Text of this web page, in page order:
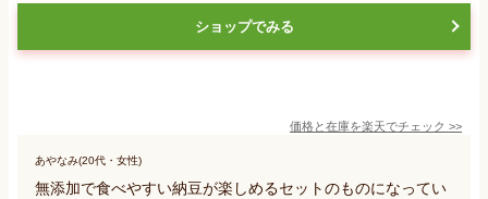
ショップでみる
価格と在庫を楽天でチェック >>
あやなみ(20代・女性)
無添加で食べやすい納豆が楽しめるセットのものになってい